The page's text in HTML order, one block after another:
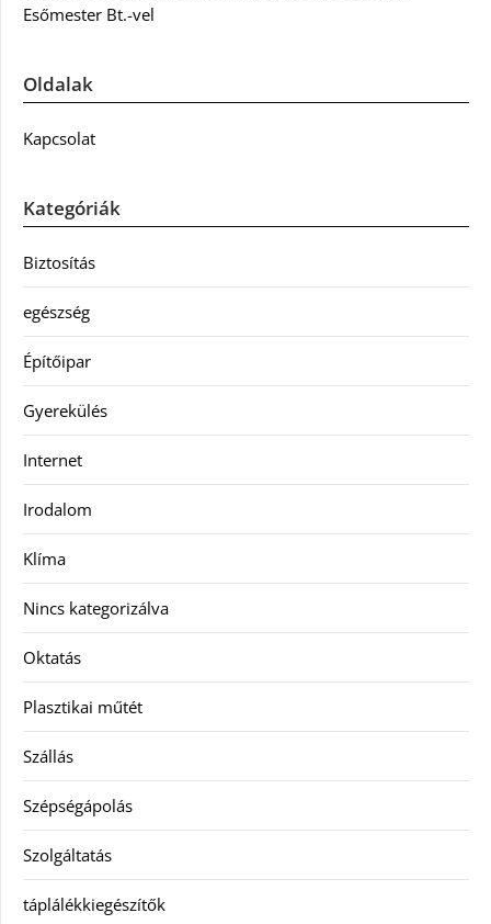
Esőmester Bt.-vel
Oldalak
Kapcsolat
Kategóriák
Biztosítás
egészség
Építőipar
Gyerekülés
Internet
Irodalom
Klíma
Nincs kategorizálva
Oktatás
Plasztikai műtét
Szállás
Szépségápolás
Szolgáltatás
táplálékkiegészítők